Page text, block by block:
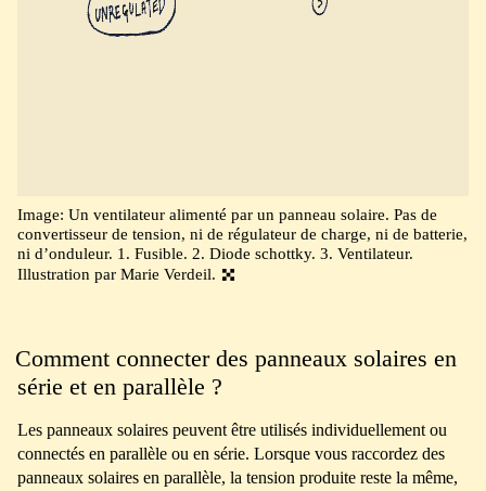
Image: Un ventilateur alimenté par un panneau solaire. Pas de
convertisseur de tension, ni de régulateur de charge, ni de batterie,
ni d’onduleur. 1. Fusible. 2. Diode schottky. 3. Ventilateur.
Illustration par Marie Verdeil.
Comment connecter des panneaux solaires en
série et en parallèle ?
Les panneaux solaires peuvent être utilisés individuellement ou
connectés en parallèle ou en série. Lorsque vous raccordez des
panneaux solaires en parallèle, la tension produite reste la même,